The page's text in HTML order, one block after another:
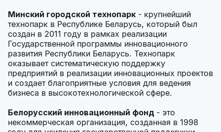
Минский городской технопарк - крупнейший
технопарк в Республике Беларусь, который был
создан в 2011 году в рамках реализации
Государственной программы инновационного
развития Республики Беларусь. Технопарк
оказывает систематическую поддержку
предприятий в реализации инновационных проектов
и создает благоприятные условия для ведения
бизнеса в высокотехнологической сфере.
Белорусский инновационный фонд - это
некоммерческая организация, созданная в 1998